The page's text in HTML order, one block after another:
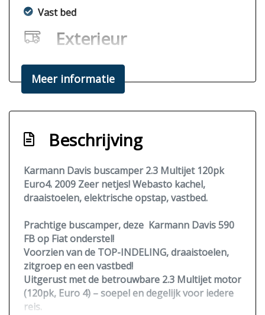
Vast bed
Exterieur
Cruise-control
Electrische opstap
Trekhaak
Overige
Lichtmetalen velgen
Meer informatie
Beschrijving
Karmann Davis buscamper 2.3 Multijet 120pk
Euro4. 2009 Zeer netjes! Webasto kachel,
draaistoelen, elektrische opstap, vastbed.
Prachtige buscamper, deze Karmann Davis 590
FBop Fiat onderstel!
Voorzien van de TOP-INDELING, draaistoelen,
zitgroep en een vastbed!
Uitgerust met de betrouwbare 2.3 Multijet motor
(120pk, Euro 4) – soepel en degelijk voor iedere
reis.